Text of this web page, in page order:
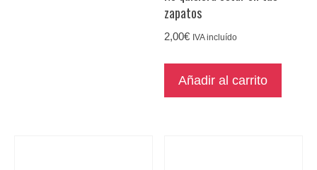
zapatos
2,00€ IVA incluído
Añadir al carrito